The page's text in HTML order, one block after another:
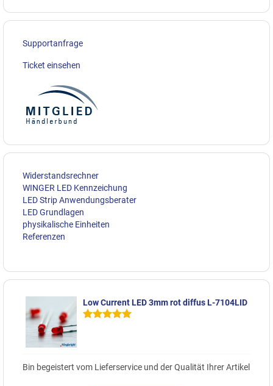
Supportanfrage
Ticket einsehen
Widerstandsrechner
WINGER LED Kennzeichung
LED Strip Anwendungsberater
LED Grundlagen
physikalische Einheiten
Referenzen
Low Current LED 3mm rot diffus L-7104LID
Bin begeistert vom Lieferservice und der Qualität Ihrer Artikel